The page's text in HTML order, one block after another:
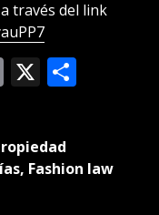
través del link
Email
X
Fashion law